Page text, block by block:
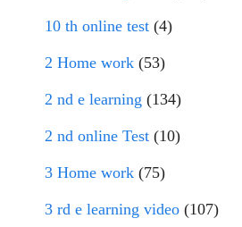
10 th online test (4)
2 Home work (53)
2 nd e learning (134)
2 nd online Test (10)
3 Home work (75)
3 rd e learning video (107)